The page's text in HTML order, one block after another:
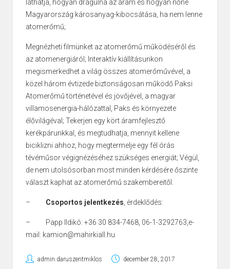
láthatja, hogyan drágulna az áram és hogyan nőne
Magyarország károsanyag-kibocsátása, ha nem lenne
atomerőmű;
Megnézheti filmünket az atomerőmű működéséről és
az atomenergiáról; Interaktív kiállításunkon
megismerkedhet a világ összes atomerőművével, a
közel három évtizede biztonságosan működő Paksi
Atomerőmű történetével és jövőjével, a magyar
villamosenergia-hálózattal, Paks és környezete
élővilágéval; Tekerjen egy kört áramfejlesztő
kerékpárunkkal, és megtudhatja, mennyit kellene
biciklizni ahhoz, hogy megtermelje egy fél órás
tévéműsor végignézéséhez szükséges energiát; Végül,
de nem utolsósorban most minden kérdésére őszinte
választ kaphat az atomerőmű szakembereitől.
– Csoportos jelentkezés , érdeklődés:
– Papp Ildikó: +36 30 834-7468, 06-1-3292763,e-
mail: kamion@mahirkiall.hu
admin.daruszentmiklos december 28, 2017